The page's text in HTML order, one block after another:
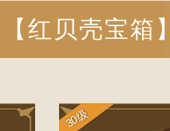
红贝壳宝箱
30级